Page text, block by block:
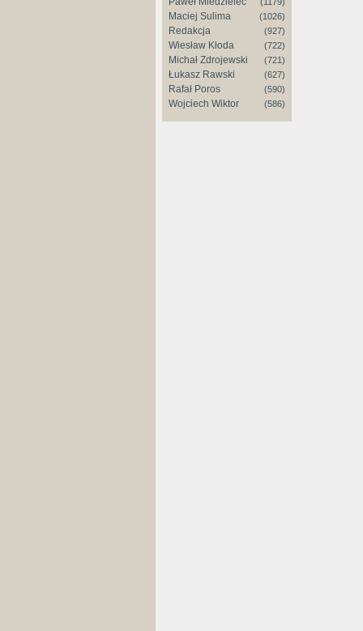
Maciej Sulima (1026)
Redakcja (927)
Wiesław Kłoda (722)
Michał Zdrojewski (721)
Łukasz Rawski (627)
Rafał Poros (590)
Wojciech Wiktor (586)